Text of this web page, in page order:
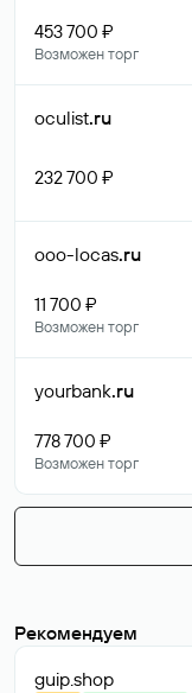
453 700 ₽
Возможен торг
oculist.ru
232 700 ₽
ooo-locas.ru
11 700 ₽
Возможен торг
yourbank.ru
778 700 ₽
Возможен торг
Рекомендуем
guip.shop